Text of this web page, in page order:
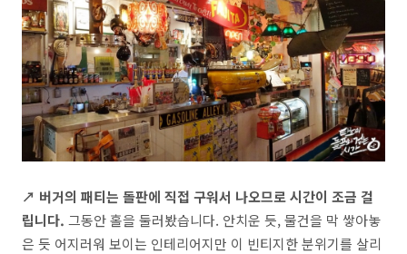
↗ 버거의 패티는 돌판에 직접 구워서 나오므로 시간이 조금 걸
립니다. 그동안 홀을 둘러봤습니다. 안치운 듯, 물건을 막 쌓아놓
은 듯 어지러워 보이는 인테리어지만 이 빈티지한 분위기를 살리